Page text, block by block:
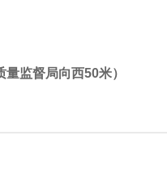
监督局向西50米）